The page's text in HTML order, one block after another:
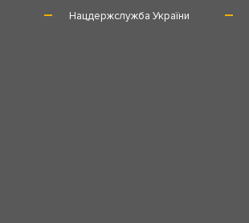
Нацдержслужба України